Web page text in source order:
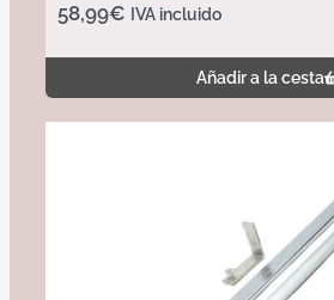
58,99€ IVA incluido
Añadir a la cesta